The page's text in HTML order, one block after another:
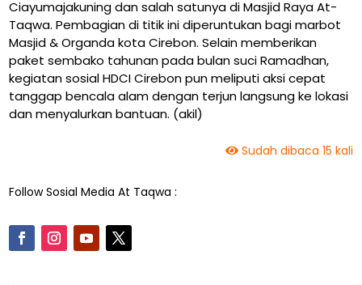
Ciayumajakuning dan salah satunya di Masjid Raya At-
Taqwa. Pembagian di titik ini diperuntukan bagi marbot
Masjid & Organda kota Cirebon. Selain memberikan
paket sembako tahunan pada bulan suci Ramadhan,
kegiatan sosial HDCI Cirebon pun meliputi aksi cepat
tanggap bencala alam dengan terjun langsung ke lokasi
dan menyalurkan bantuan. (akil)
Sudah dibaca 15 kali
Follow Sosial Media At Taqwa :